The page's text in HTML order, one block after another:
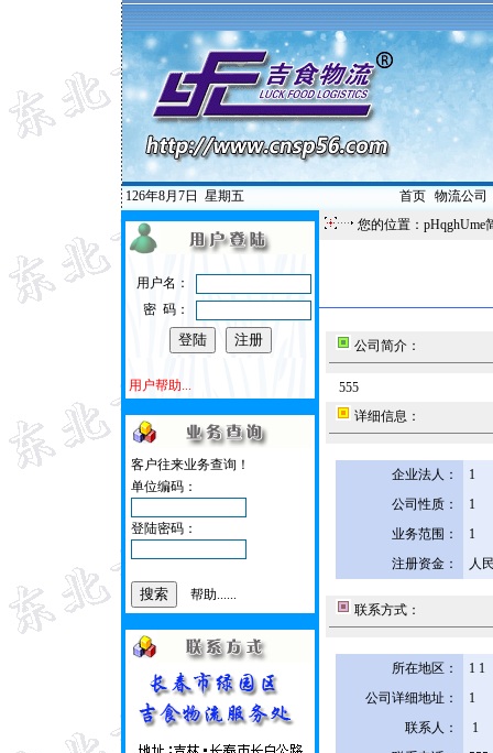
126年8月7日 星期五 首页| 物流公司
用户名：
密 码：
用户帮助...
客户往来业务查询！
单位编码：
登陆密码：
帮助......
您的位置：pHqghUme
公司简介：
555
详细信息：
企业法人：
1
公司性质：
1
业务范围：
1
注册资金：
人
联系方式：
所在地区：
1 1
公司详细地址：
1
联系人：
1